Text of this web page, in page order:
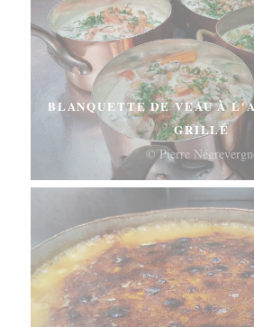
BLANQUETTE DE VEAU À
GRILLÉ
© Pierre